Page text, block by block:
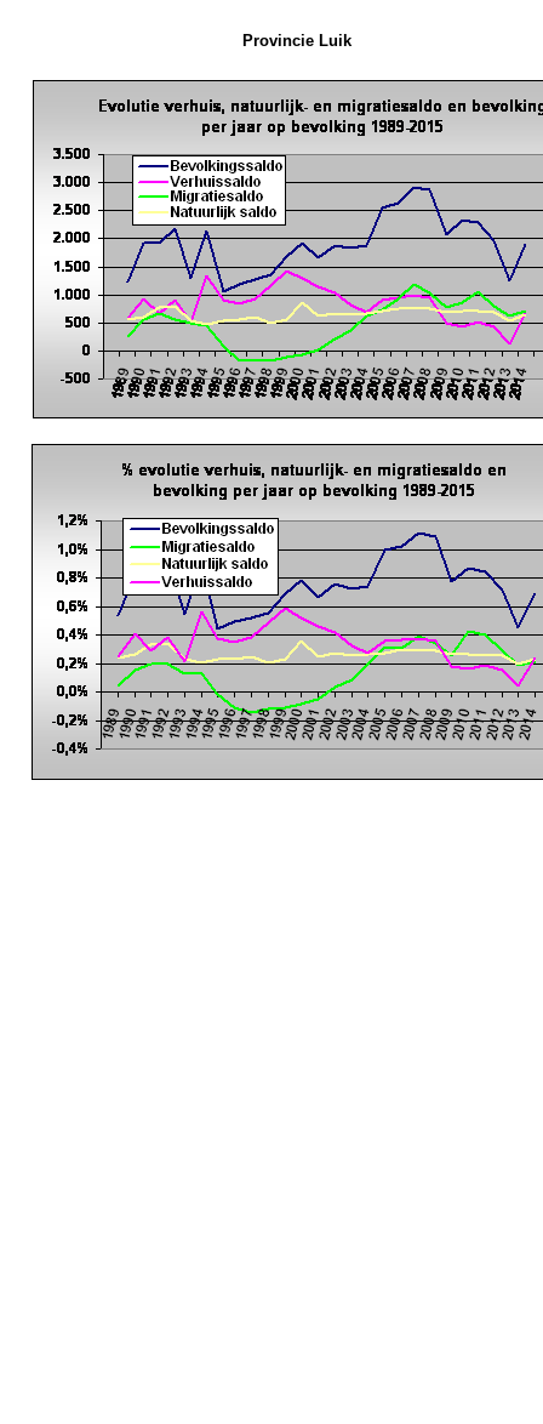
Provincie Luik